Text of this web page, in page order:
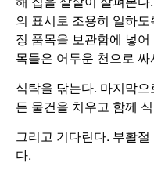
의 표시로 조용히 일하
징 품목을 보관함에 넣
목들은 어두운 천으로
식탁을 닦는다. 마지막
든 물건을 치우고 함께
그리고 기다린다. 부활
다.